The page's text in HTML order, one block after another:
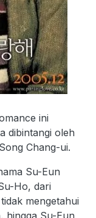
ini
dibintangi oleh
Chang-ui.
Su-Eun
Ho, dari
mengetahui
hingga Su-Eun